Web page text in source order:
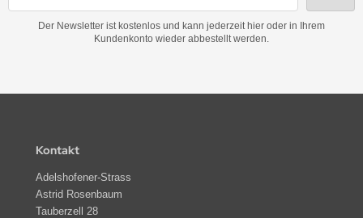
Der Newsletter ist kostenlos und kann jederzeit hier oder in Ihrem
Kundenkonto wieder abbestellt werden.
Kontakt
Adelshofener-Strass
Astrid Rosenbaum
Tauberzell 28